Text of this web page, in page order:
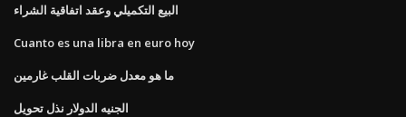
البيع التكميلي وعقد اتفاقية الشراء
Cuanto es una libra en euro hoy
ما هو معدل ضربات القلب غارمين
الجنيه الدولار نذل تحويل